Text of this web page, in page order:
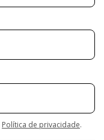
Política de privacidade.